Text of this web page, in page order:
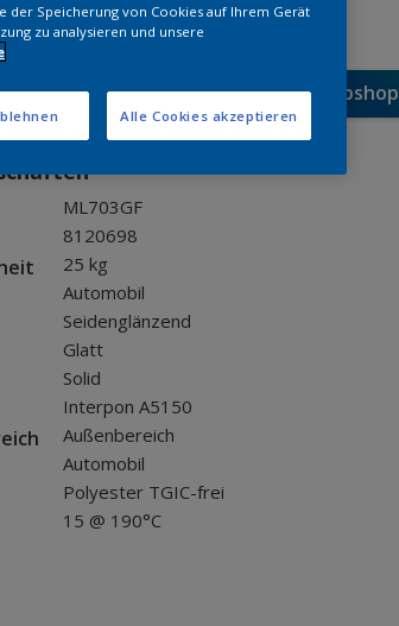
Bestellen Sie direkt im Webshop
ML703GF
8120698
25 kg
Automobil
Seidenglänzend
Glatt
Solid
Interpon A5150
Außenbereich
Automobil
Polyester TGIC-frei
15 @ 190°C
der Speicherung von Cookies auf Ihrem Gerät
zu analysieren und unsere
Alle Cookies akzeptieren